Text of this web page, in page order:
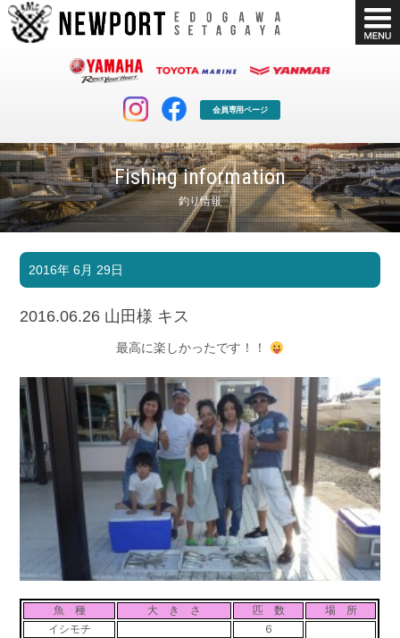
会員専用ページ
Fishing information
釣り情報
マリンクラブ
マリンライフを堪能したい！
ボート販売
ボート免許
長年の実績と信頼！
Shop Info. Blog
お問い合わせ
Contact us
会社概要
採用情報 リンク集
Link
2016年 6月 29日
2016.06.26 山田様 キス
最高に楽しかったです！！
魚 種 大 き さ 匹 数
場 所
イシモチ
６